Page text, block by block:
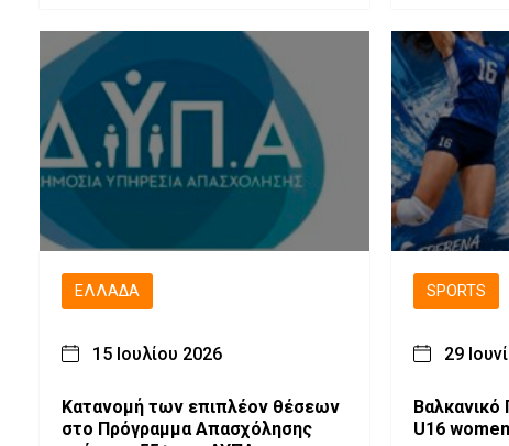
ΕΛΛΆΔΑ
15 Ιουλίου 2026
Κατανομή των επιπλέον θέσεων
στο Πρόγραμμα Απασχόλησης
SPORTS
29
U16 women